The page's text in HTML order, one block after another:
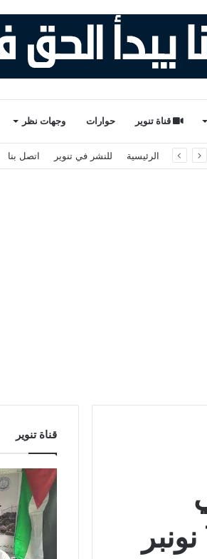
قناة تنوير حوارات وجهات نظر
الرئيسية للنشر في تنوير اتصل بنا
المغربي يواجه ليسوتو غدا الإثنين 18 نونبر
قناة تنوير